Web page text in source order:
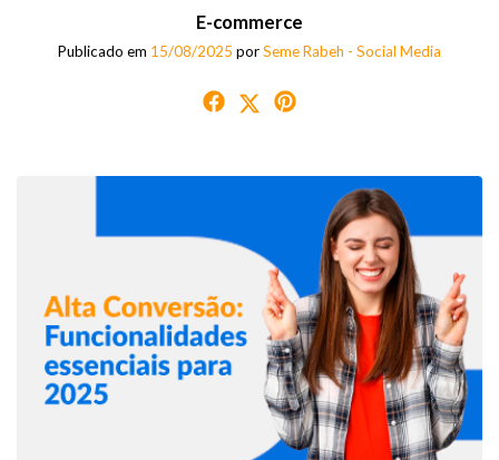
E-commerce
Publicado em 15/08/2025 porSeme Rabeh - Social Media